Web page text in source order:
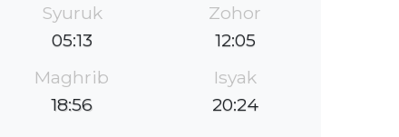
Syuruk
05:13
Zohor
12:05
Maghrib
18:56
Isyak
20:24